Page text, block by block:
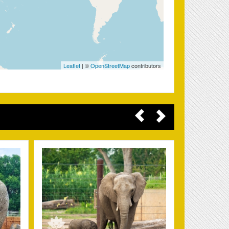
Leaflet | ©OpenStreetMapcontributors